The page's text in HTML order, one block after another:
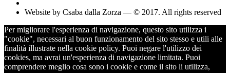
Website by Csaba dalla Zorza — © 2017. All rights reserved
Per migliorare l'esperienza di navigazione, questo sito utilizza i
"cookie", necessari al buon funzionamento del sito stesso e utili alle
finalità illustrate nella cookie policy. Puoi negare l'utilizzo dei
cookies, ma avrai un'esperienza di navigazione limitata. Puoi
comprendere meglio cosa sono i cookie e come il sito li utilizza,